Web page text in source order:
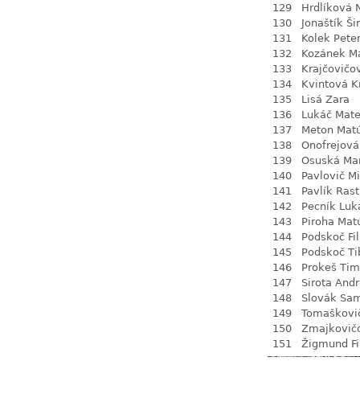
129
Hrdlíková
130
Jonaštík
131
Kolek Peter
132
Kozánek
133
134
Kvintová
135
Lisá Zara
136
Lukáč
137
Meton
138
139
Osuská
140
Pavlovič
141
Pavlík
142
Pecník
143
Piroha
144
Podskoč
145
Podskoč
146
Prokeš
147
Sirota
148
Slovák
149
150
151
Žigmund